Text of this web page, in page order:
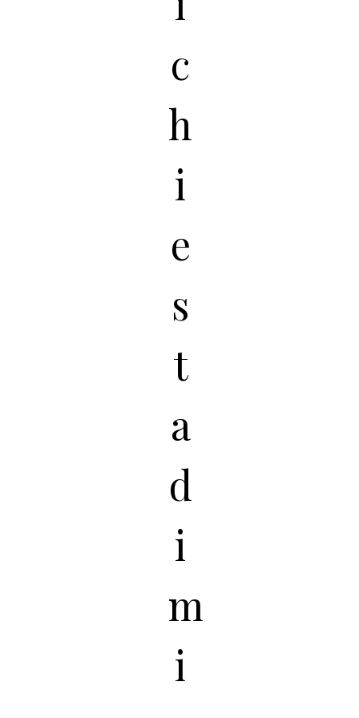
c
h
i
e
s
t
a
d
i
m
i